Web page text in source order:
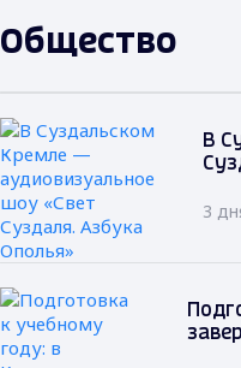
Общество
В
3